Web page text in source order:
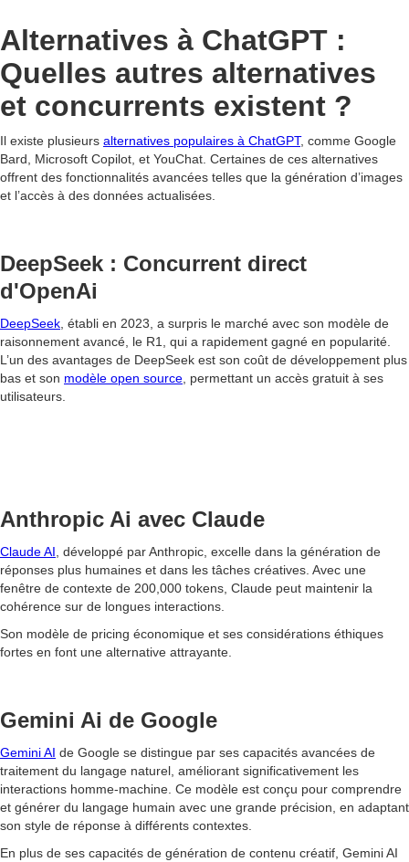
Alternatives à ChatGPT :
Quelles autres alternatives
et concurrents existent ?
Il existe plusieurs alternatives populaires à ChatGPT, comme Google
Bard, Microsoft Copilot, et YouChat. Certaines de ces alternatives
offrent des fonctionnalités avancées telles que la génération d’images
et l’accès à des données actualisées.
DeepSeek : Concurrent direct
d'OpenAi
DeepSeek , établi en 2023, a surpris le marché avec son modèle de
raisonnement avancé, le R1, qui a rapidement gagné en popularité.
L’un des avantages de DeepSeek est son coût de développement plus
bas et son modèle open source , permettant un accès gratuit à ses
utilisateurs.
Anthropic Ai avec Claude
Claude AI , développé par Anthropic, excelle dans la génération de
réponses plus humaines et dans les tâches créatives. Avec une
fenêtre de contexte de 200,000 tokens, Claude peut maintenir la
cohérence sur de longues interactions.
Son modèle de pricing économique et ses considérations éthiques
fortes en font une alternative attrayante.
Gemini Ai de Google
Gemini AI de Google se distingue par ses capacités avancées de
traitement du langage naturel, améliorant significativement les
interactions homme-machine. Ce modèle est conçu pour comprendre
et générer du langage humain avec une grande précision, en adaptant
son style de réponse à différents contextes.
En plus de ses capacités de génération de contenu créatif, Gemini AI